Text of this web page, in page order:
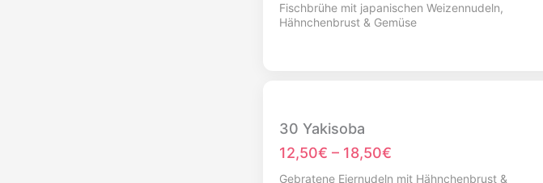
Fischbrühe mit japanischen Weizennudeln,
Hähnchenbrust & Gemüse
30 Yakisoba
12,50€ – 18,50€
Gebratene Eiernudeln mit Hähnchenbrust &